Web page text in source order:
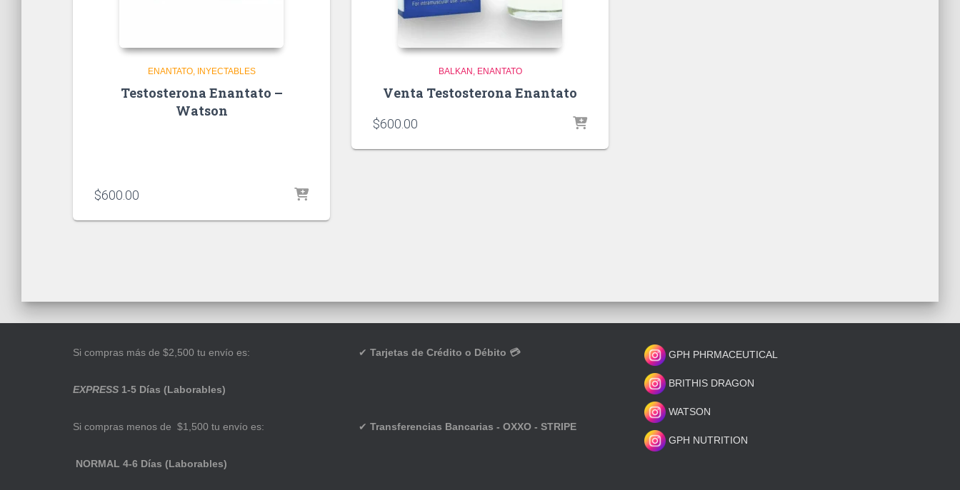
ENANTATO INYECTABLES
Testosterona Enantato –
Watson
$600.00
BALKAN ENANTATO
Venta Testosterona Enantato
$600.00
Si compras más de $2,500 tu envío es:
EXPRESS 1-5 Días (Laborables)
Si compras menos de $1,500 tu envío es:
NORMAL 4-6 Días (Laborables)
✔ Tarjetas de Crédito o Débito 💳
✔ Transferencias Bancarias - OXXO - STRIPE
GPH PHRMACEUTICAL
BRITHIS DRAGON
WATSON
GPH NUTRITION